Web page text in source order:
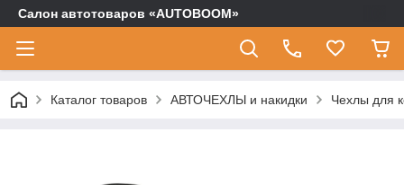
Салон автотоваров «AUTOBOOM»
Каталог товаров АВТОЧЕХЛЫ и накидки Чехлы для